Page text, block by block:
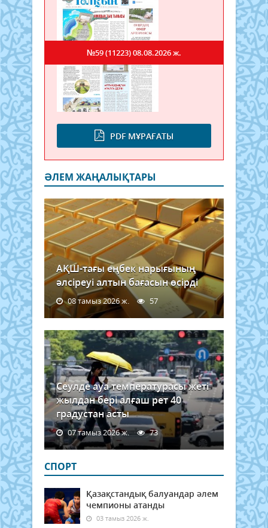
PDF МҰРАҒАТЫ
№59 (11223)08.08.2026 ж.
ӘЛЕМ ЖАҢАЛЫҚТАРЫ
АҚШ-тағы еңбек нарығының
әлсіреуі алтын бағасын өсірді
08 тамыз 2026 ж. 57
Сеулде ауа температурасы жеті
жылдан бері алғаш рет 40
градустан асты
07 тамыз 2026 ж. 73
СПОРТ
Қазақстандық балуандар әлем
чемпионы атанды
03 тамыз 2026 ж.